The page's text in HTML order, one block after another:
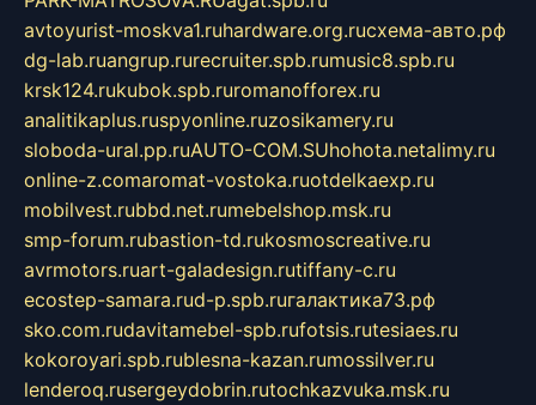
avtoyurist-moskva1.ruhardware.org.ruсхема-авто.рф
dg-lab.ruangrup.rurecruiter.spb.rumusic8.spb.ru
krsk124.rukubok.spb.ruromanofforex.ru
analitikaplus.ruspyonline.ruzosikamery.ru
sloboda-ural.pp.ruAUTO-COM.SUhohota.netalimy.ru
online-z.comaromat-vostoka.ruotdelkaexp.ru
mobilvest.rubbd.net.rumebelshop.msk.ru
smp-forum.rubastion-td.rukosmoscreative.ru
avrmotors.ruart-galadesign.rutiffany-c.ru
ecostep-samara.rud-p.spb.ruгалактика73.рф
sko.com.rudavitamebel-spb.rufotsis.rutesiaes.ru
kokoroyari.spb.rublesna-kazan.rumossilver.ru
lenderoq.rusergeydobrin.rutochkazvuka.msk.ru